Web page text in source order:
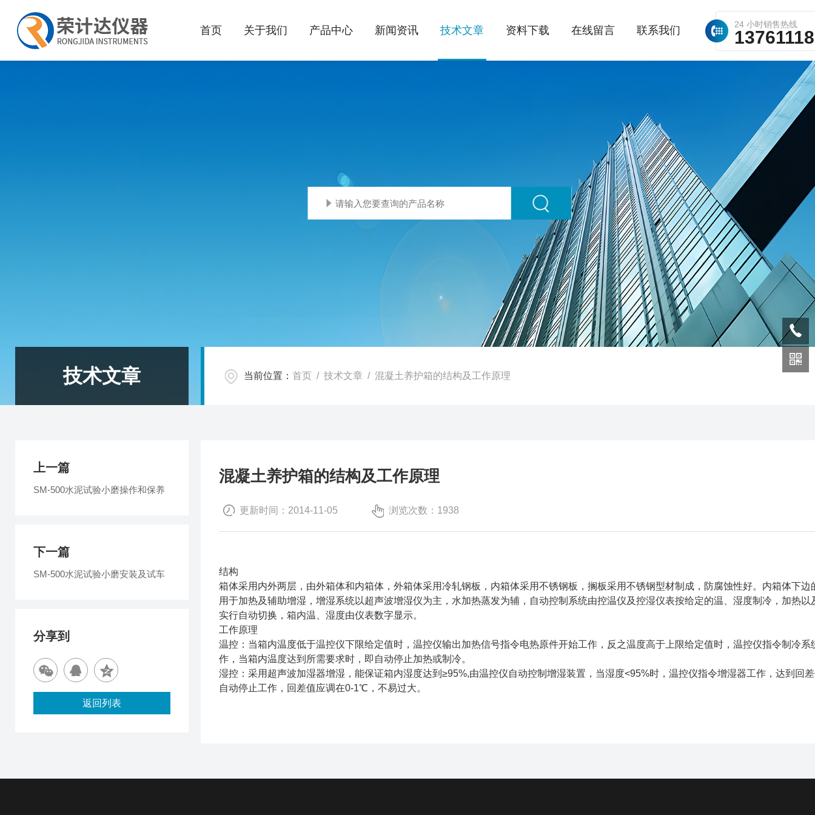
24 小时销售热线
首页 关于我们 产品中心 新闻资讯 技术文章 资料下载 在线留言 联系我们
技术文章 当前位置： 首页 / 技术文章 / 混凝土养护箱的结构及工作原理
混凝土养护箱的结构及工作原理
更新时间：2014-11-05 浏览次数：1938
结构
箱体采用内外两层，由外箱体和内箱体，外箱体采用冷轧钢板，内箱体采用不锈钢板，搁板采用不锈钢型材制成，防腐蚀性好。内箱体下边
用于加热及辅助增湿，增湿系统以超声波增湿仪为主，水加热蒸发为辅，自动控制系统由控温仪及控湿仪表按给定的温、湿度制冷，加热以
实行自动切换，箱内温、湿度由仪表数字显示。
工作原理
温控：当箱内温度低于温控仪下限给定值时，温控仪输出加热信号指令电热原件开始工作，反之温度高于上限给定值时，温控仪指令制冷系
作，当箱内温度达到所需要求时，即自动停止加热或制冷。
湿控：采用超声波加湿器增湿，能保证箱内湿度达到≥95%,由温控仪自动控制增湿装置，当湿度<95%时，温控仪指令增湿器工作，达到回
自动停止工作，回差值应调在0-1℃，不易过大。
上一篇
SM-500水泥试验小磨操作和保养
下一篇
SM-500水泥试验小磨安装及试车
分享到
返回列表